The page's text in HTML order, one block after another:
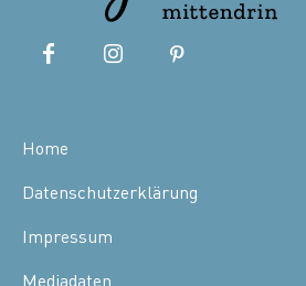
Home
Datenschutzerklärung
Impressum
Mediadaten